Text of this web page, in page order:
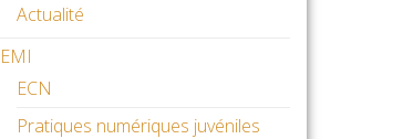
Actualité
EMI
ECN
Pratiques numériques juvéniles